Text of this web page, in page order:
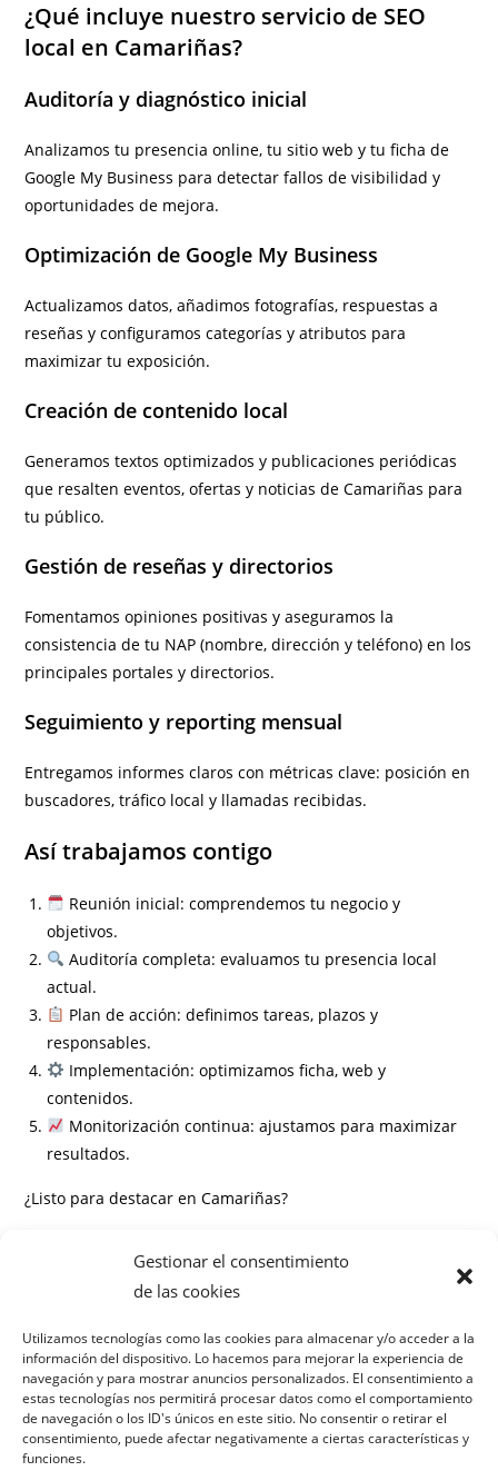
Gestionar el consentimiento
de las cookies
Utilizamos tecnologías como las cookies para almacenar y/o acceder a la
información del dispositivo. Lo hacemos para mejorar la experiencia de
navegación y para mostrar anuncios personalizados. El consentimiento a
estas tecnologías nos permitirá procesar datos como el comportamiento
de navegación o los ID's únicos en este sitio. No consentir o retirar el
consentimiento, puede afectar negativamente a ciertas características y
funciones.
¿Qué incluye nuestro servicio de SEO
local en Camariñas?
Auditoría y diagnóstico inicial
Analizamos tu presencia online, tu sitio web y tu ficha de
Google My Business para detectar fallos de visibilidad y
oportunidades de mejora.
Optimización de Google My Business
Actualizamos datos, añadimos fotografías, respuestas a
reseñas y configuramos categorías y atributos para
maximizar tu exposición.
Creación de contenido local
Generamos textos optimizados y publicaciones periódicas
que resalten eventos, ofertas y noticias de Camariñas para
tu público.
Gestión de reseñas y directorios
Fomentamos opiniones positivas y aseguramos la
consistencia de tu NAP (nombre, dirección y teléfono) en los
principales portales y directorios.
Seguimiento y reporting mensual
Entregamos informes claros con métricas clave: posición en
buscadores, tráfico local y llamadas recibidas.
Así trabajamos contigo
Reunión inicial: comprendemos tu negocio y
objetivos.
Auditoría completa: evaluamos tu presencia local
actual.
Plan de acción: definimos tareas, plazos y
responsables.
Implementación: optimizamos ficha, web y
contenidos.
Monitorización continua: ajustamos para maximizar
resultados.
¿Listo para destacar en Camariñas?
Información
Preguntas frecuentes
¿Cuánto tiempo tarda en verse el impacto del SEO local?
¿Necesito una página web para hacer SEO local?
¿Cómo medís el éxito de la estrategia?
¿Cuál es la inversión mínima para empezar?
¿Se combina SEO local con campañas de Google Ads?